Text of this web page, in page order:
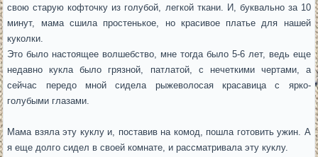
свою старую кофточку из голубой, легкой ткани. И, буквально за 10
минут, мама сшила простенькое, но красивое платье для нашей
куколки.
Это было настоящее волшебство, мне тогда было 5-6 лет, ведь еще
недавно кукла было грязной, патлатой, с нечеткими чертами, а
сейчас передо мной сидела рыжеволосая красавица с ярко-
голубыми глазами.
Мама взяла эту куклу и, поставив на комод, пошла готовить ужин. А
я еще долго сидел в своей комнате, и рассматривала эту куклу.